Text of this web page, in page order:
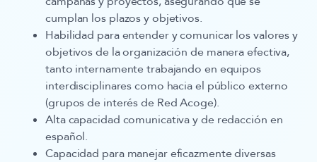
cumplan los plazos y objetivos.
Habilidad para entender y comunicar los valores y
objetivos de la organización de manera efectiva,
tanto internamente trabajando en equipos
interdisciplinares como hacia el público externo
(grupos de interés de Red Acoge).
Alta capacidad comunicativa y de redacción en
español.
Capacidad para manejar eficazmente diversas